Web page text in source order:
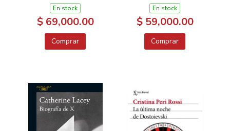
En stock
$ 69,000.00
Comprar
En stock
$ 59,000.00
Comprar